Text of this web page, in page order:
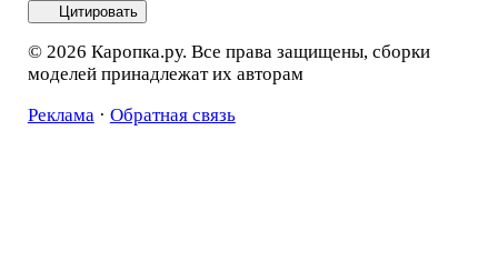
Цитировать
© 2026 Каропка.ру. Все права защищены, сборки
моделей принадлежат их авторам
Реклама· Обратная связь